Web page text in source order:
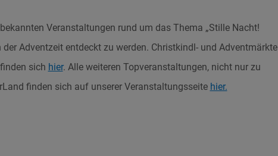
Veranstaltungen rund um das Thema „Stille Nacht!
Adventzeit entdeckt zu werden. Christkindl- und Adventmärkte
sich hier. Alle weiteren Topveranstaltungen, nicht nur zu
finden sich auf unserer Veranstaltungsseite hier.